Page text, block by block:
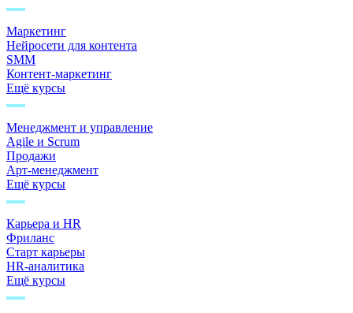
Маркетинг
Нейросети для контента
SMM
Контент-маркетинг
Ещё курсы
Менеджмент и управление
Agile и Scrum
Продажи
Арт-менеджмент
Ещё курсы
Карьера и HR
Фриланс
Старт карьеры
HR-аналитика
Ещё курсы